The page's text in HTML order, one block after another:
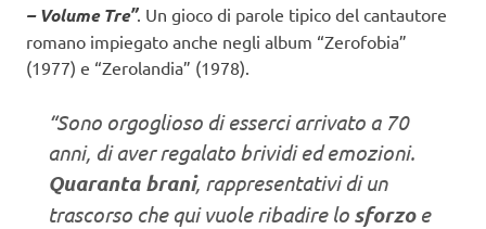
– Volume Tre”. Un gioco di parole tipico del cantautore
romano impiegato anche negli album “Zerofobia”
(1977) e “Zerolandia” (1978).
“Sono orgoglioso di esserci arrivato a 70
anni, di aver regalato brividi ed emozioni.
Quaranta brani, rappresentativi di un
trascorso che qui vuole ribadire lo sforzoe